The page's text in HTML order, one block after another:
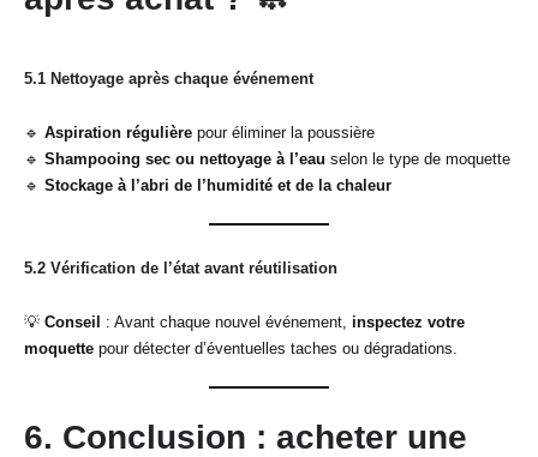
5.1 Nettoyage après chaque événement
🔹 Aspiration régulière pour éliminer la poussière
🔹 Shampooing sec ou nettoyage à l’eau selon le type de moquette
🔹 Stockage à l’abri de l’humidité et de la chaleur
5.2 Vérification de l’état avant réutilisation
💡 Conseil : Avant chaque nouvel événement, inspectez votre
moquette pour détecter d’éventuelles taches ou dégradations.
6. Conclusion : acheter une